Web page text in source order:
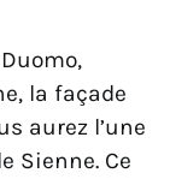
la façade
aurez l’une
Sienne. Ce